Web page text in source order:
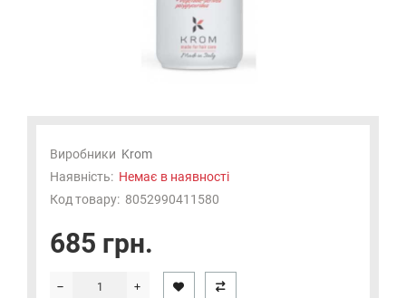
Виробники Krom
Наявність: Немає в наявності
Код товару: 8052990411580
685 грн.